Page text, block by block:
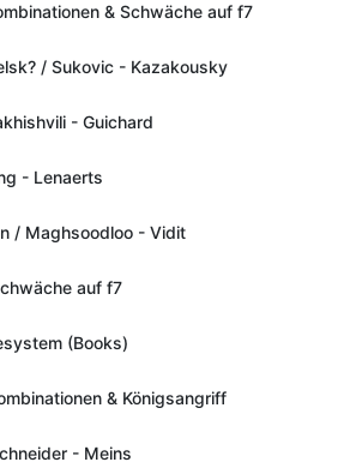
& Schwäche auf f7
/ Sukovic - Kazakousky
- Guichard
- Lenaerts
/ Maghsoodloo - Vidit
auf f7
(Books)
& Königsangriff
- Meins